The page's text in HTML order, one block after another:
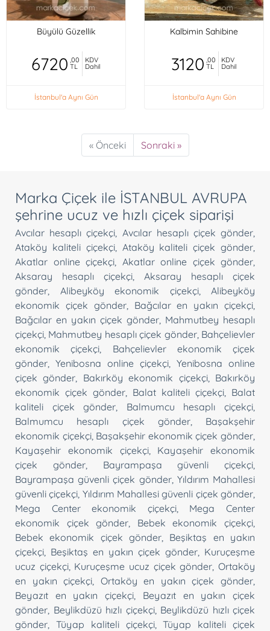
Büyülü Güzellik
6720 ,00
TL
KDV
Dahil
İstanbul'a Aynı Gün
Kalbimin Sahibine
3120 ,00
TL
KDV
Dahil
İstanbul'a Aynı Gün
« Önceki Sonraki »
Marka Çiçek ile İSTANBUL AVRUPA
şehrine ucuz ve hızlı çiçek siparişi
Avcılar hesaplı çiçekçi Avcılar hesaplı çiçek gönder
Ataköy kaliteli çiçekçi, Ataköy kaliteli çiçek gönder
Akatlar online çiçekçi
Akatlar online çiçek gönder
Aksaray hesaplı çiçekçi
Aksaray hesaplı çiçek
gönder
Alibeyköy ekonomik çiçekçi, Alibeyköy
ekonomik çiçek gönder, Bağcılar en yakın çiçekçi
Bağcılar en yakın çiçek gönder Mahmutbey hesaplı
çiçekçi Mahmutbey hesaplı çiçek gönder, Bahçelievler
ekonomik çiçekçi
Bahçelievler ekonomik çiçek
gönder
Yenibosna online çiçekçi
Yenibosna online
çiçek gönder
Bakırköy ekonomik çiçekçi, Bakırköy
ekonomik çiçek gönder
Balat kaliteli çiçekçi
Balat
kaliteli çiçek gönder
Balmumcu hesaplı çiçekçi
Balmumcu hesaplı çiçek gönder, Başakşehir
ekonomik çiçekçi, Başakşehir ekonomik çiçek gönder
Kayaşehir ekonomik çiçekçi, Kayaşehir ekonomik
çiçek gönder, Bayrampaşa güvenli çiçekçi
Bayrampaşa güvenli çiçek gönder, Yıldırım Mahallesi
güvenli çiçekçi Yıldırım Mahallesi güvenli çiçek gönder
Mega Center ekonomik çiçekçi, Mega Center
ekonomik çiçek gönder
Bebek ekonomik çiçekçi
Bebek ekonomik çiçek gönder
Beşiktaş en yakın
çiçekçi Beşiktaş en yakın çiçek gönder Kuruçeşme
ucuz çiçekçi, Kuruçeşme ucuz çiçek gönder ,Ortaköy
en yakın çiçekçi
Ortaköy en yakın çiçek gönder
Beyazıt en yakın çiçekçi
Beyazıt en yakın çiçek
gönder Beylikdüzü hızlı çiçekçi, Beylikdüzü hızlı çiçek
gönder
Tüyap kaliteli çiçekçi,Tüyap kaliteli çiçek